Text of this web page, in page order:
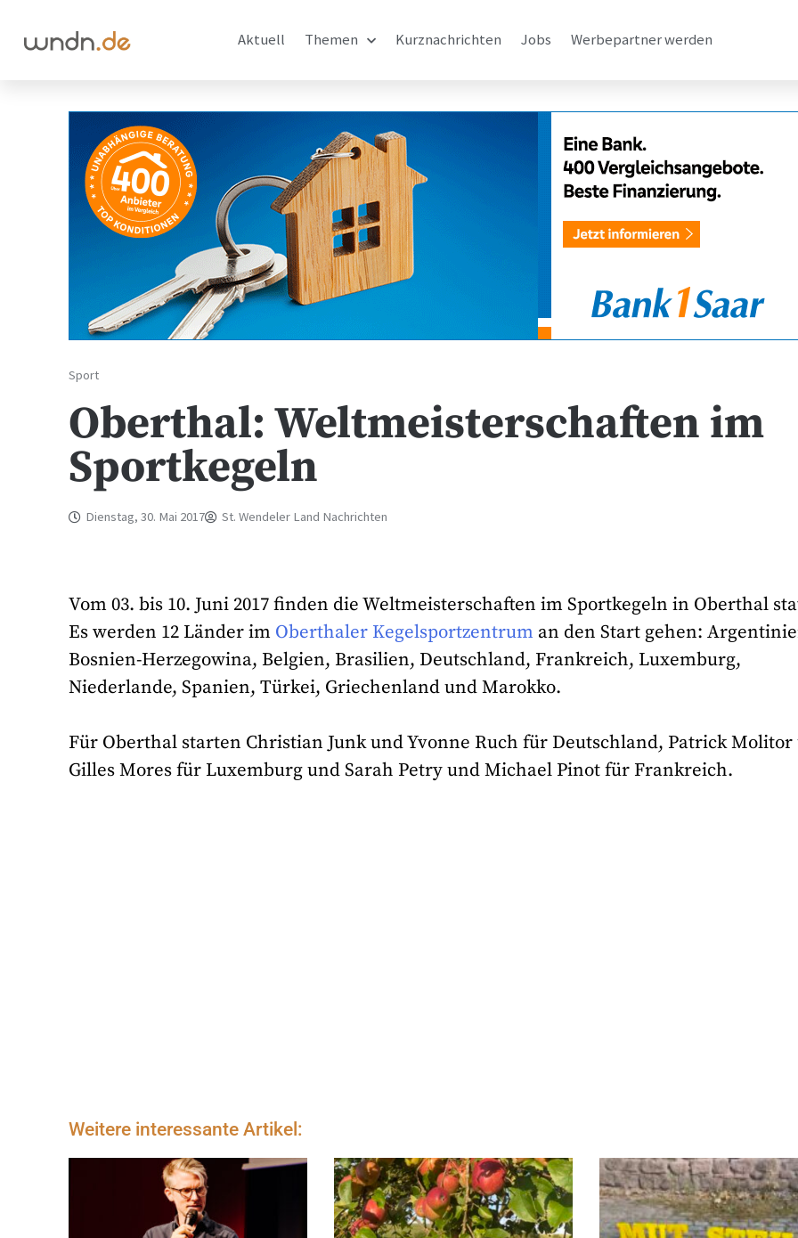
Aktuell Themen Kurznachrichten Jobs Werbepartner werden
Sport
Oberthal: Weltmeisterschaften im
Sportkegeln
Dienstag, 30. Mai 2017 St. Wendeler Land Nachrichten
Vom 03. bis 10. Juni 2017 finden die Weltmeisterschaften im Sportkegeln in Oberthal
Es werden 12 Länder im Oberthaler Kegelsportzentrum an den Start gehen:
Bosnien-Herzegowina, Belgien, Brasilien, Deutschland, Frankreich, Luxemburg,
Niederlande, Spanien, Türkei, Griechenland und Marokko.
Für Oberthal starten Christian Junk und Yvonne Ruch für Deutschland, Patrick Molitor
Gilles Mores für Luxemburg und Sarah Petry und Michael Pinot für Frankreich.
Weitere interessante Artikel: